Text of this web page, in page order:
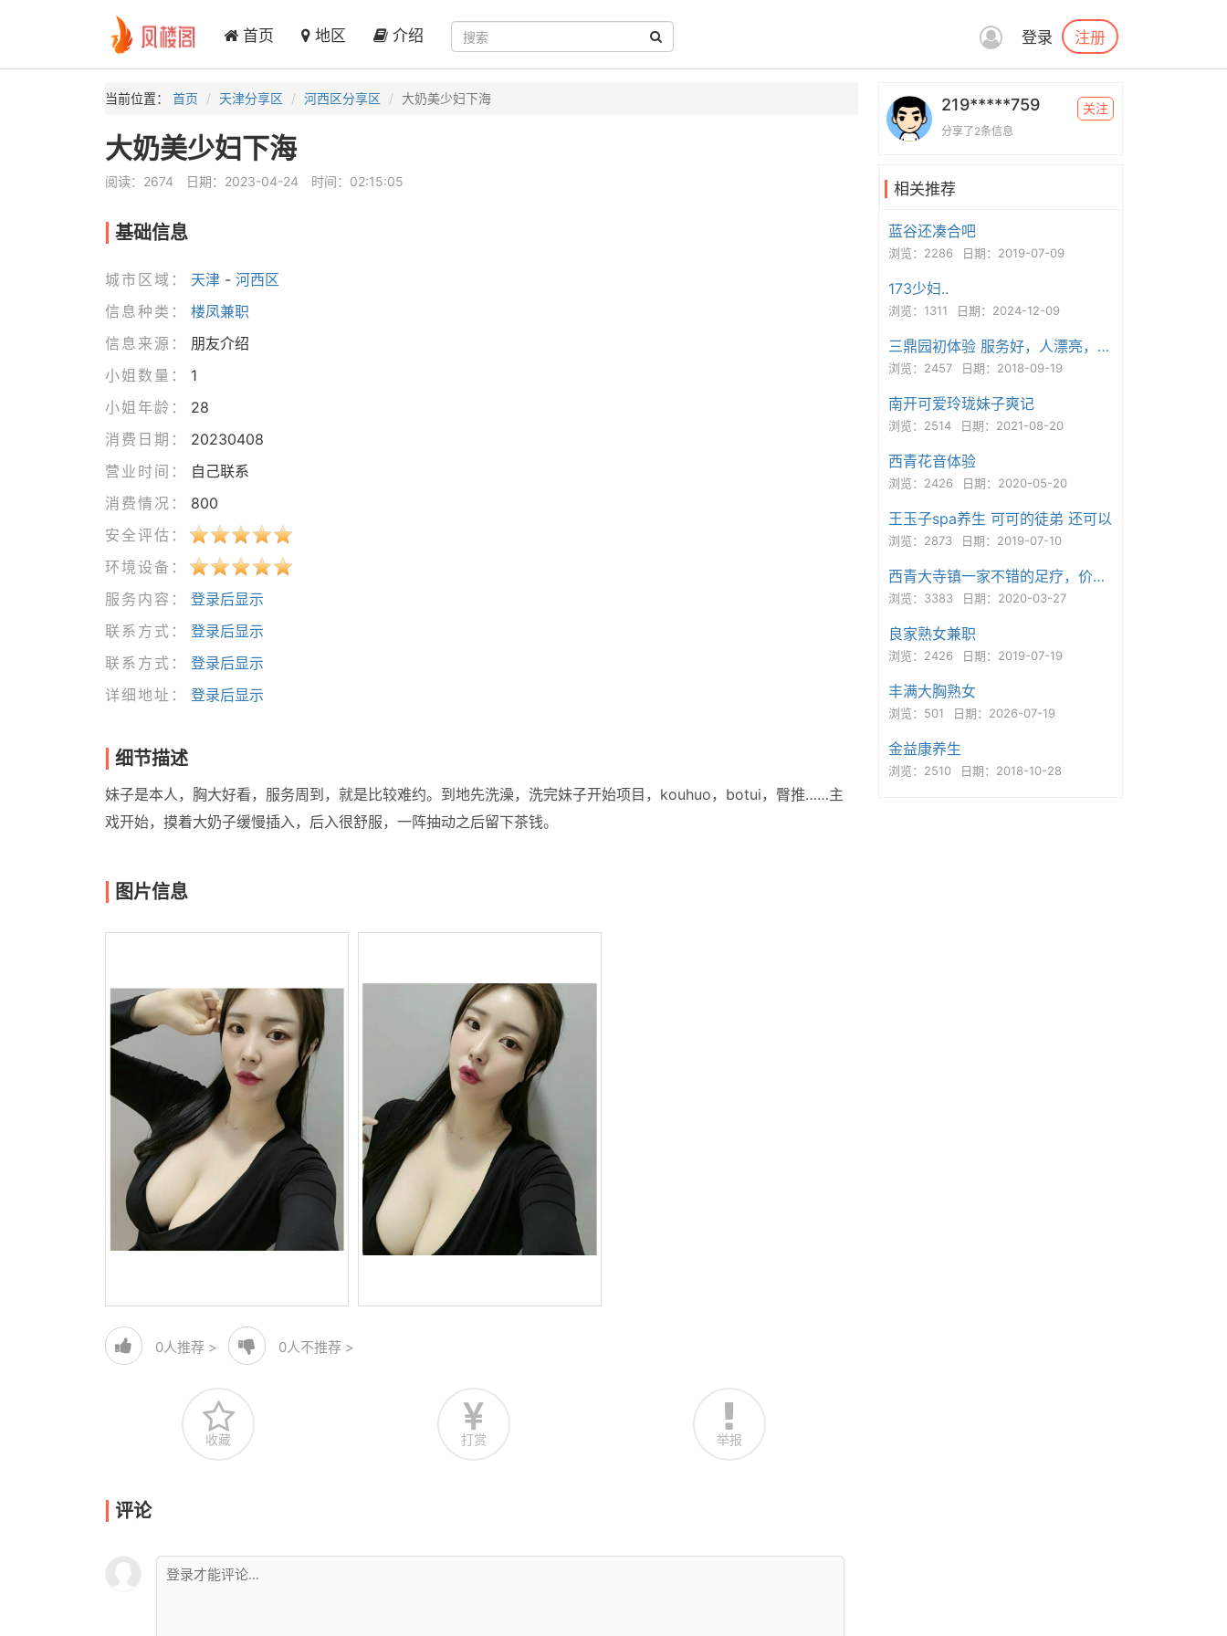
首页 地区 介绍 登录 注册
当前位置： 首页 天津分享区 河西区分享区 大奶美少妇下海
大奶美少妇下海
阅读：2674 日期：2023-04-24 时间：02:15:05
基础信息
城市区域： 天津- 河西区
信息种类：
楼凤兼职
信息来源：
朋友介绍
小姐数量：
1
小姐年龄：
28
消费日期：
20230408
营业时间：
自己联系
消费情况：
800
安全评估：
环境设备：
服务内容：
登录后显示
联系方式：
登录后显示
联系方式：
登录后显示
详细地址：
登录后显示
细节描述
妹子是本人，胸大好看，服务周到，就是比较难约。到地先洗澡，洗完妹子开始项目，kouhuo，botui，臀推……主
戏开始，摸着大奶子缓慢插入，后入很舒服，一阵抽动之后留下茶钱。
图片信息
0人推荐 > 0人不推荐 >
收藏 打赏 举报
评论
219*****759
分享了2条信息
关注
相关推荐
蓝谷还凑合吧
浏览：2286 日期：2019-07-09
173少妇..
浏览：1311 日期：2024-12-09
三鼎园初体验 服务好，人漂亮，有爱心！
浏览：2457 日期：2018-09-19
南开可爱玲珑妹子爽记
浏览：2514 日期：2021-08-20
西青花音体验
浏览：2426 日期：2020-05-20
王玉子spa养生 可可的徒弟 还可以
浏览：2873 日期：2019-07-10
西青大寺镇一家不错的足疗，价格实惠
浏览：3383 日期：2020-03-27
良家熟女兼职
浏览：2426 日期：2019-07-19
丰满大胸熟女
浏览：501 日期：2026-07-19
金益康养生
浏览：2510 日期：2018-10-28